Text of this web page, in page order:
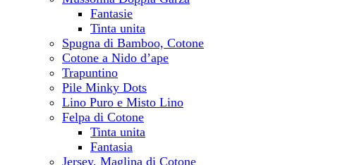
Fantasie
Tinta unita
Spugna di Bamboo, Cotone
Cotone a Nido d’ape
Trapuntino
Pile Minky Dots
Lino Puro e Misto Lino
Felpa di Cotone
Tinta unita
Fantasia
Jersey, Maglina di Cotone